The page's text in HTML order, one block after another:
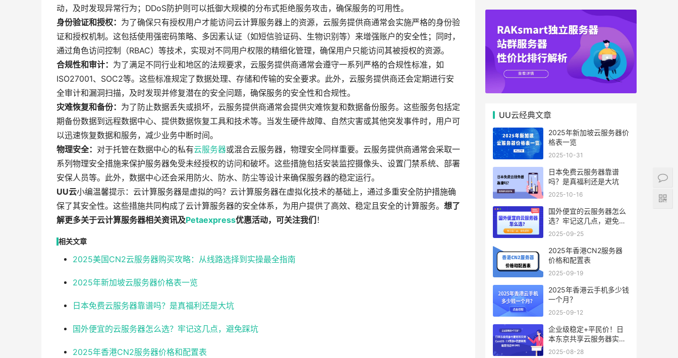
动，及时发现异常行为；DDoS防护则可以抵御大规模的分布式拒绝服务攻击，确保服务的可用性。
身份验证和授权： 为了确保只有授权用户才能访问云计算服务器上的资源，云服务提供商通常会实施严格的身份验
证和授权机制。这包括使用强密码策略、多因素认证（如短信验证码、生物识别等）来增强账户的安全性；同时，
通过角色访问控制（RBAC）等技术，实现对不同用户权限的精细化管理，确保用户只能访问其被授权的资源。
合规性和审计： 为了满足不同行业和地区的法规要求，云服务提供商通常会遵守一系列严格的合规性标准，如
ISO27001、SOC2等。这些标准规定了数据处理、存储和传输的安全要求。此外，云服务提供商还会定期进行安
全审计和漏洞扫描，及时发现并修复潜在的安全问题，确保服务的安全性和合规性。
灾难恢复和备份： 为了防止数据丢失或损坏，云服务提供商通常会提供灾难恢复和数据备份服务。这些服务包括定
期备份数据到远程数据中心、提供数据恢复工具和技术等。当发生硬件故障、自然灾害或其他突发事件时，用户可
以迅速恢复数据和服务，减少业务中断时间。
物理安全： 对于托管在数据中心的私有云服务器或混合云服务器，物理安全同样重要。云服务提供商通常会采取一
系列物理安全措施来保护服务器免受未经授权的访问和破坏。这些措施包括安装监控摄像头、设置门禁系统、部署
安保人员等。此外，数据中心还会采用防火、防水、防尘等设计来确保服务器的稳定运行。
UU云小编温馨提示：云计算服务器是虚拟的吗？云计算服务器在虚拟化技术的基础上，通过多重安全防护措施确
保了其安全性。这些措施共同构成了云计算服务器的安全体系，为用户提供了高效、稳定且安全的计算服务。 想了
解更多关于云计算服务器相关资讯及Petaexpress优惠活动，可关注我们 ！
相关文章
2025美国CN2云服务器购买攻略：从线路选择到实操最全指南
2025年新加坡云服务器价格表一览
日本免费云服务器靠谱吗？是真福利还是大坑
国外便宜的云服务器怎么选？牢记这几点，避免踩坑
2025年香港CN2服务器价格和配置表
UU云经典文章
2025年新加坡云服务器价
格表一览
2025-10-31
日本免费云服务器靠谱
吗？是真福利还是大坑
2025-10-16
国外便宜的云服务器怎么
选？牢记这几点，避免踩
坑
2025-09-25
2025年香港CN2服务器
价格和配置表
2025-09-19
2025年香港云手机多少钱
一个月？
2025-09-12
企业级稳定+平民价！日
本东京共享云服务器实
测：CentOS 7.9系统+资
2025-08-28